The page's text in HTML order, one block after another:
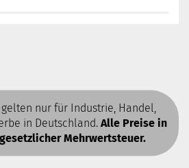
nur für Industrie, Handel,
in Deutschland. Alle Preise in
Mehrwertsteuer.